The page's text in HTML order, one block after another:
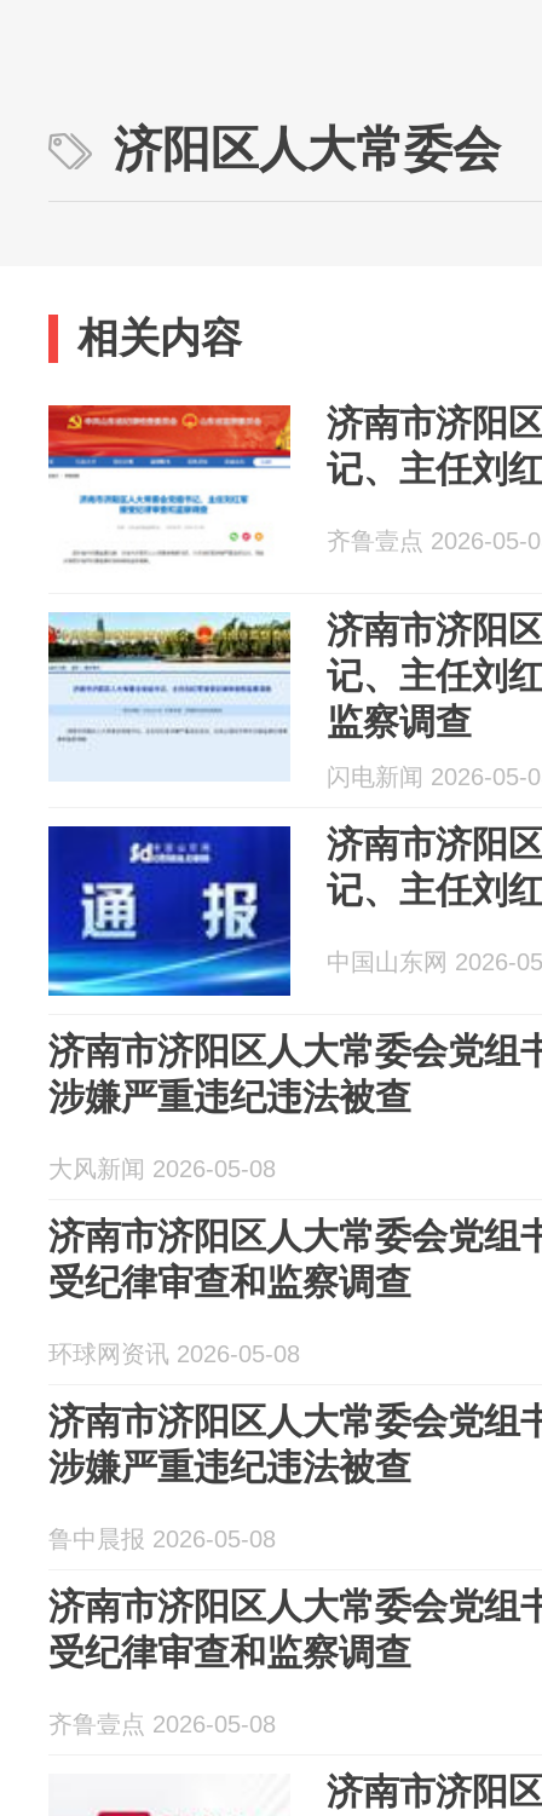
济阳区人大常委会
相关内容
济南市济阳
记、主任刘
齐鲁壹点 2026-05-
济南市济阳
记、主任刘
监察调查
闪电新闻 2026-05-
济南市济阳
记、主任刘
中国山东网 2026-
济南市济阳区人大常委会党组
涉嫌严重违纪违法被查
大风新闻 2026-05-08
济南市济阳区人大常委会党组
受纪律审查和监察调查
环球网资讯 2026-05-08
济南市济阳区人大常委会党组
涉嫌严重违纪违法被查
鲁中晨报 2026-05-08
济南市济阳区人大常委会党组
受纪律审查和监察调查
齐鲁壹点 2026-05-08
济南市济阳